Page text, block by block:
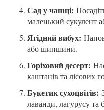
Сад у чашці:
маленький сукулент
Ягідний вибух:
або шипшини.
Горіховий десерт:
каштанів та лісових
Букетик сухоцвітів:
лаванди, лагурусу та